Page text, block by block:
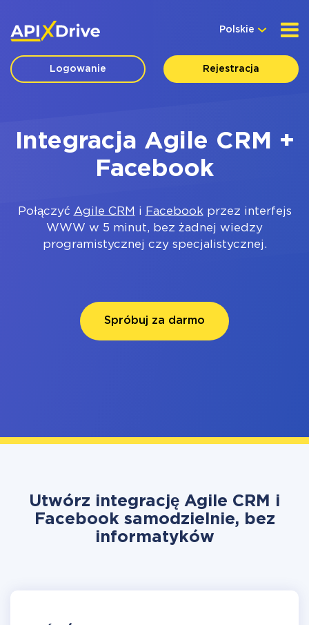
Polskie
Logowanie Rejestracja
Integracja Agile CRM +
Facebook
Połączyć Agile CRM i Facebookprzez interfejs
WWW w 5 minut, bez żadnej wiedzy
programistycznej czy specjalistycznej.
Spróbuj za darmo
Utwórz integrację Agile CRM i
Facebook samodzielnie, bez
informatyków